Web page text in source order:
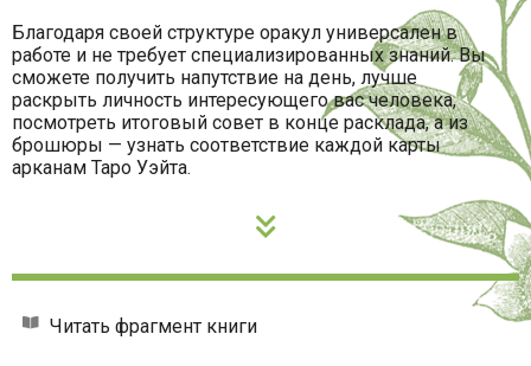
Благодаря своей структуре оракул универсален в
работе и не требует специализированных знаний. Вы
сможете получить напутствие на день, лучше
раскрыть личность интересующего вас человека,
посмотреть итоговый совет в конце расклада, а из
брошюры — узнать соответствие каждой карты
арканам Таро Уэйта.
Читать фрагмент книги